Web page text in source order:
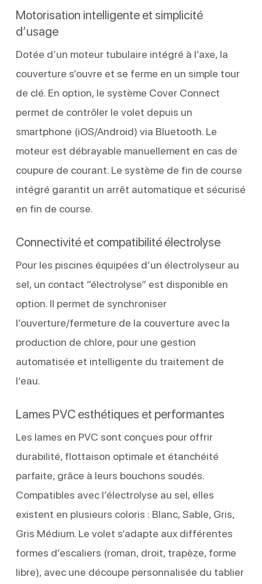
Motorisation intelligente et simplicité
d’usage
Dotée d’un moteur tubulaire intégré à l’axe, la
couverture s’ouvre et se ferme en un simple tour
de clé. En option, le système Cover Connect
permet de contrôler le volet depuis un
smartphone (iOS/Android) via Bluetooth. Le
moteur est débrayable manuellement en cas de
coupure de courant. Le système de fin de course
intégré garantit un arrêt automatique et sécurisé
en fin de course.
Connectivité et compatibilité électrolyse
Pour les piscines équipées d’un électrolyseur au
sel, un contact “électrolyse” est disponible en
option. Il permet de synchroniser
l’ouverture/fermeture de la couverture avec la
production de chlore, pour une gestion
automatisée et intelligente du traitement de
l’eau.
Lames PVC esthétiques et performantes
Les lames en PVC sont conçues pour offrir
durabilité, flottaison optimale et étanchéité
parfaite, grâce à leurs bouchons soudés.
Compatibles avec l’électrolyse au sel, elles
existent en plusieurs coloris : Blanc, Sable, Gris,
Gris Médium. Le volet s’adapte aux différentes
formes d’escaliers (roman, droit, trapèze, forme
libre), avec une découpe personnalisée du tablier